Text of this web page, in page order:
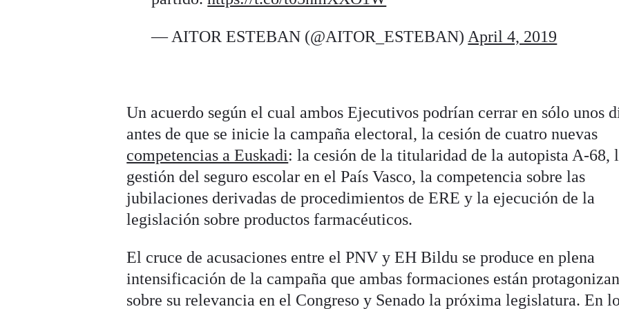
— AITOR ESTEBAN (@AITOR_ESTEBAN) April 4, 2019
Un acuerdo según el cual ambos Ejecutivos podrían cerrar en sólo unos
antes de que se inicie la campaña electoral, la cesión de cuatro nuevas
competencias a Euskadi: la cesión de la titularidad de la autopista A-68,
gestión del seguro escolar en el País Vasco, la competencia sobre las
jubilaciones derivadas de procedimientos de ERE y la ejecución de la
legislación sobre productos farmacéuticos.
El cruce de acusaciones entre el PNV y EH Bildu se produce en plena
intensificación de la campaña que ambas formaciones están
sobre su relevancia en el Congreso y Senado la próxima legislatura. En